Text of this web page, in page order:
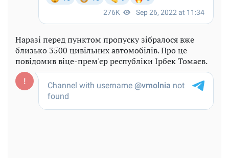
Наразі перед пунктом пропуску зібралося вже
близько 3500 цивільних автомобілів. Про це
повідомив віце-прем'єр республіки Ірбек Томаєв.